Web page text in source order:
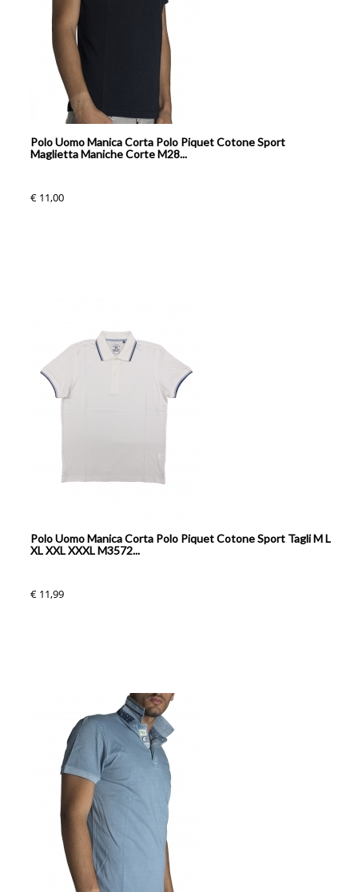
Polo Uomo Manica Corta Polo Piquet Cotone Sport
Maglietta Maniche Corte M28...
€ 11,00
Polo Uomo Manica Corta Polo Piquet Cotone Sport Tagli M L
XL XXL XXXL M3572...
€ 11,99